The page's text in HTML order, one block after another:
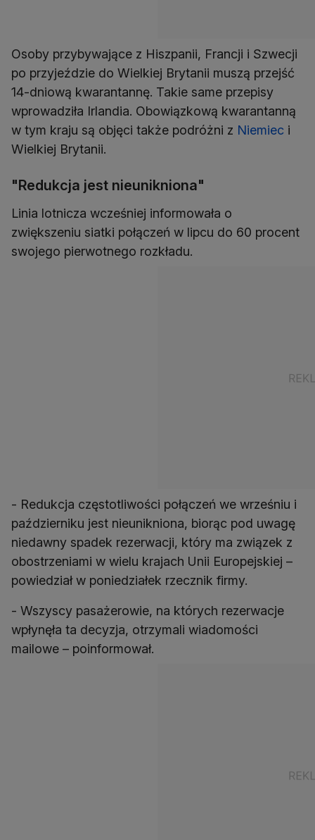
Osoby przybywające z Hiszpanii, Francji i Szwecji
po przyjeździe do Wielkiej Brytanii muszą przejść
14-dniową kwarantannę. Takie same przepisy
wprowadziła Irlandia. Obowiązkową kwarantanną
w tym kraju są objęci także podróżni z Niemiec i
Wielkiej Brytanii.
"Redukcja jest nieunikniona"
Linia lotnicza wcześniej informowała o
zwiększeniu siatki połączeń w lipcu do 60 procent
swojego pierwotnego rozkładu.
- Redukcja częstotliwości połączeń we wrześniu i
październiku jest nieunikniona, biorąc pod uwagę
niedawny spadek rezerwacji, który ma związek z
obostrzeniami w wielu krajach Unii Europejskiej –
powiedział w poniedziałek rzecznik firmy.
- Wszyscy pasażerowie, na których rezerwacje
wpłynęła ta decyzja, otrzymali wiadomości
mailowe – poinformował.